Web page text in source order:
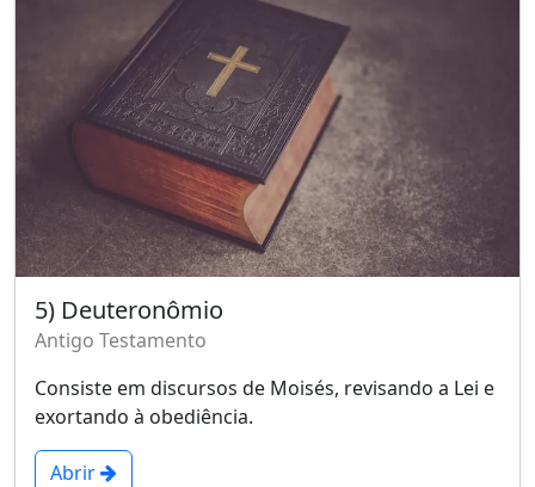
5) Deuteronômio
Antigo Testamento
Consiste em discursos de Moisés, revisando a Lei e
exortando à obediência.
Abrir